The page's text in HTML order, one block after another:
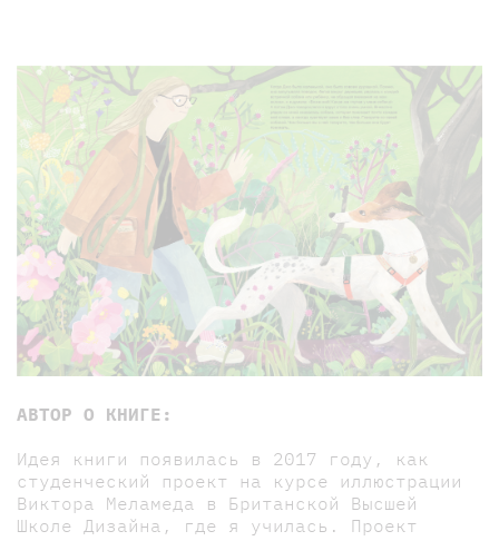
АВТОР О КНИГЕ:
Идея книги появилась в 2017 году, как
студенческий проект на курсе иллюстрации
Виктора Меламеда в Британской Высшей
Школе Дизайна, где я училась. Проект